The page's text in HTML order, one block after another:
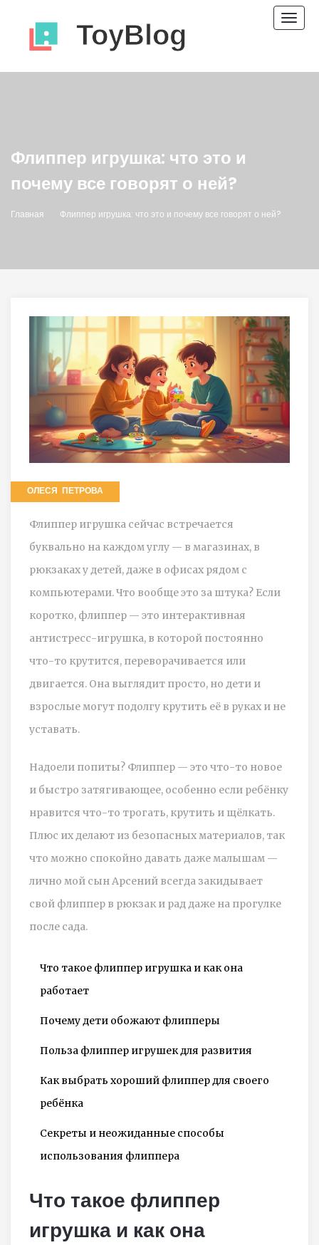
Флиппер игрушка: что это и
почему все говорят о ней?
Главная Флиппер игрушка: что это и почему все говорят о ней?
ОЛЕСЯ ПЕТРОВА
Флиппер игрушка сейчас встречается
буквально на каждом углу — в магазинах, в
рюкзаках у детей, даже в офисах рядом с
компьютерами. Что вообще это за штука? Если
коротко, флиппер — это интерактивная
антистресс-игрушка, в которой постоянно
что-то крутится, переворачивается или
двигается. Она выглядит просто, но дети и
взрослые могут подолгу крутить её в руках и не
уставать.
Надоели попиты? Флиппер — это что-то новое
и быстро затягивающее, особенно если ребёнку
нравится что-то трогать, крутить и щёлкать.
Плюс их делают из безопасных материалов, так
что можно спокойно давать даже малышам —
лично мой сын Арсений всегда закидывает
свой флиппер в рюкзак и рад даже на прогулке
после сада.
Что такое флиппер игрушка и как она
работает
Почему дети обожают флипперы
Польза флиппер игрушек для развития
Как выбрать хороший флиппер для своего
ребёнка
Секреты и неожиданные способы
использования флиппера
Что такое флиппер
игрушка и как она